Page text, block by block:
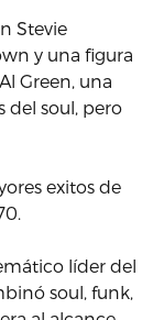
Stevie
y una figura
Green, una
del soul, pero
exitos de
líder del
soul, funk,